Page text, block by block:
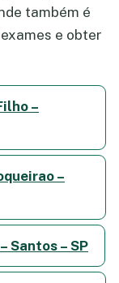
também é
e obter
–
–
Santos – SP